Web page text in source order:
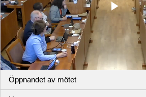
Play
Öppnandet av mötet